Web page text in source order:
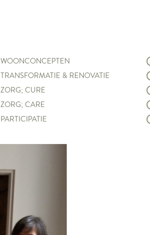
WOONCONCEPTEN
TRANSFORMATIE & RENOVATIE
ZORG; CURE
ZORG; CARE
PARTICIPATIE